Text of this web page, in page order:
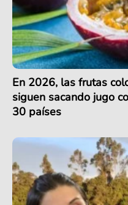
En 2026, las frutas
siguen sacando jugo
30 países